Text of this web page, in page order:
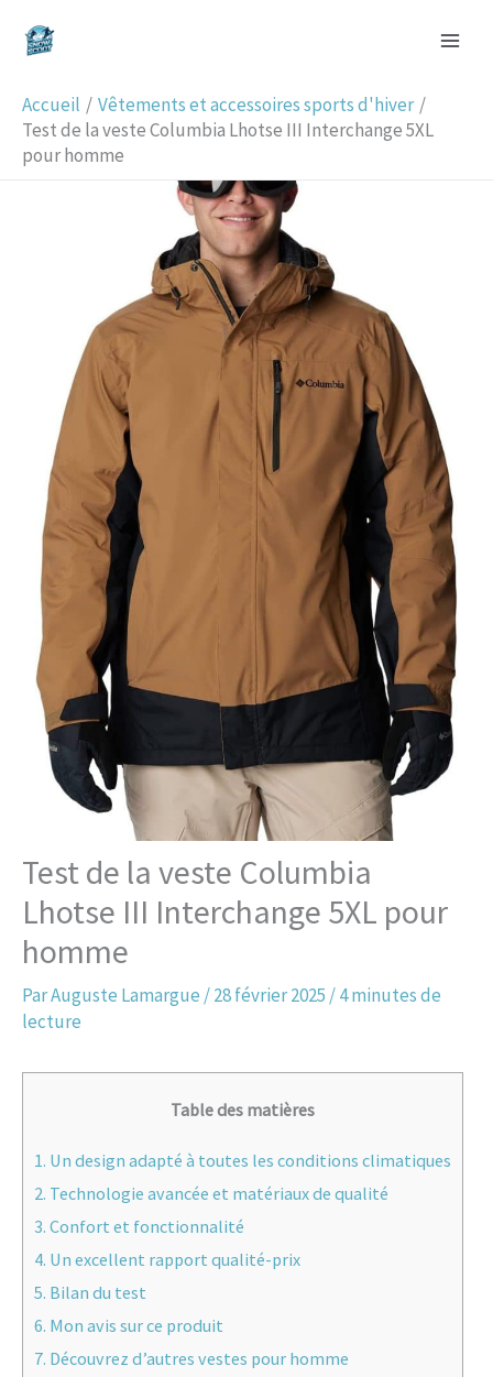
Accueil
Vêtements et accessoires sports d'hiver
Test de la veste Columbia Lhotse III Interchange 5XL
pour homme
Test de la veste Columbia
Lhotse III Interchange 5XL pour
homme
ParAuguste Lamargue /28 février 2025 /4 minutes de
lecture
Table des matières
1. Un design adapté à toutes les conditions climatiques
2. Technologie avancée et matériaux de qualité
3. Confort et fonctionnalité
4. Un excellent rapport qualité-prix
5. Bilan du test
6. Mon avis sur ce produit
7. Découvrez d’autres vestes pour homme
e
c
h
e